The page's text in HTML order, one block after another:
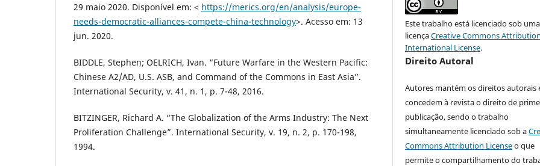
29 maio 2020. Disponível em: < https://merics.org/en/analysis/europe-
needs-democratic-alliances-compete-china-technology>. Acesso em: 13
jun. 2020.
BIDDLE, Stephen; OELRICH, Ivan. “Future Warfare in the Western Pacific:
Chinese A2/AD, U.S. ASB, and Command of the Commons in East Asia”.
International Security, v. 41, n. 1, p. 7-48, 2016.
BITZINGER, Richard A. “The Globalization of the Arms Industry: The Next
Proliferation Challenge”. International Security, v. 19, n. 2, p. 170-198,
1994.
Este trabalho está licenciado sob uma
licençaCreative Commons
International License.
Direito Autoral
Autores mantém os direitos autorais
concedem à revista o direito de
publicação, sendo o trabalho
simultaneamente licenciado sob a
Commons Attribution Licenseo que
permite o compartilhamento do